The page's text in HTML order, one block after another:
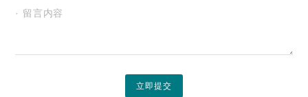
立即提交